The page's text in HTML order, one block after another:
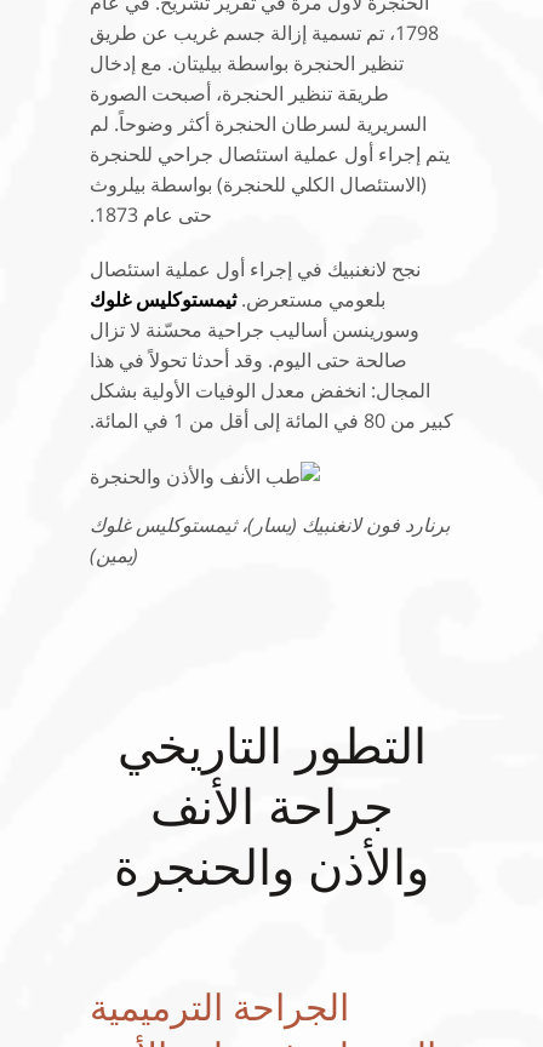
1798، تم تسمية إزالة جسم غريب عن طريق
تنظير الحنجرة بواسطة بيليتان. مع إدخال
طريقة تنظير الحنجرة، أصبحت الصورة
السريرية لسرطان الحنجرة أكثر وضوحاً. لم
يتم إجراء أول عملية استئصال جراحي للحنجرة
(الاستئصال الكلي للحنجرة) بواسطة بيلروث
حتى عام 1873.
نجح لانغنبيك في إجراء أول عملية استئصال
بلعومي مستعرض.ثيمستوكليس غلوك
وسورينسن أساليب جراحية محسّنة لا تزال
صالحة حتى اليوم. وقد أحدثا تحولاً في هذا
المجال: انخفض معدل الوفيات الأولية بشكل
كبير من 80 في المائة إلى أقل من 1 في المائة.
برنارد فون لانغنبيك (يسار)، ثيمستوكليس غلوك
(يمين)
التطور التاريخي
جراحة الأنف
والأذن والحنجرة
الجراحة الترميمية